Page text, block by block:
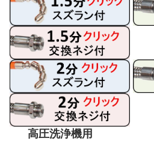
高圧洗浄機用